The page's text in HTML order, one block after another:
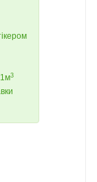
3